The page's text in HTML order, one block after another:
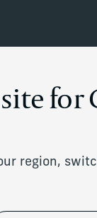
for
region,